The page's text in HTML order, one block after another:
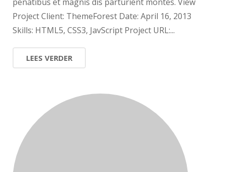
Project Client: ThemeForest Date: April 16, 2013
Skills: HTML5, CSS3, JavScript Project URL:...
LEES VERDER